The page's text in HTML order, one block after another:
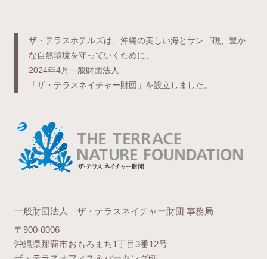
ザ・テラスホテルズは、沖縄の美しい海とサンゴ礁、豊か
な自然環境を守っていくために、
2024年4月一般財団法人
「ザ・テラスネイチャー財団」を設立しました。
一般財団法人 ザ・テラスネイチャー財団 事務局
〒900-0006
沖縄県那覇市おもろまち1丁目3番12号